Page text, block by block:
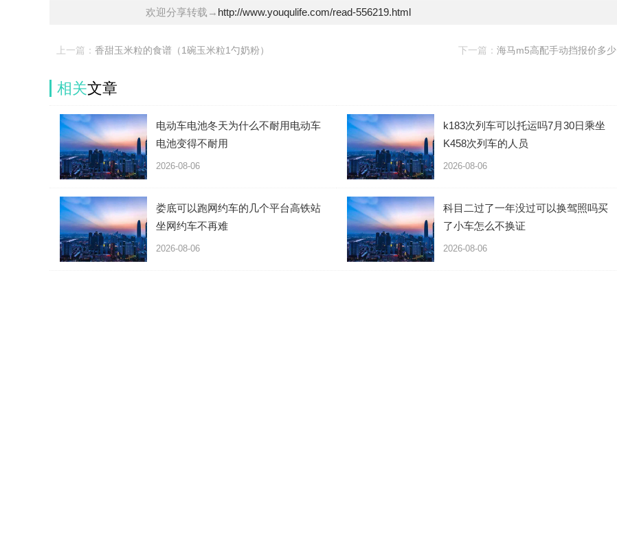
欢迎分享转载→ http://www.youqulife.com/read-556219.html
上一篇： 香甜玉米粒的食谱（1碗玉米粒1勺奶粉） 下一篇： 海马m5高配手动挡报价多少
相关文章
电动车电池冬天为什么不耐用电动车
电池变得不耐用
2026-08-06
k183次列车可以托运吗7月30日乘坐
K458次列车的人员
2026-08-06
娄底可以跑网约车的几个平台高铁站
坐网约车不再难
2026-08-06
科目二过了一年没过可以换驾照吗买
了小车怎么不换证
2026-08-06